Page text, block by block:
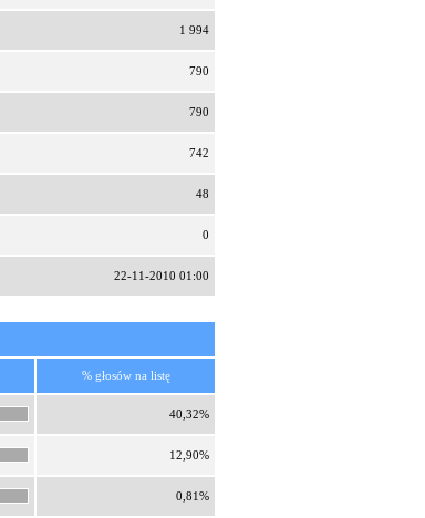
1 994
790
790
742
48
0
22-11-2010 01:00
% głosów na listę
40,32%
12,90%
0,81%